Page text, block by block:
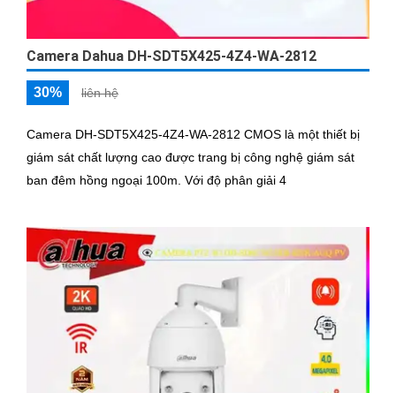
Camera Dahua DH-SDT5X425-4Z4-WA-2812
30% liên hệ
Camera DH-SDT5X425-4Z4-WA-2812 CMOS là một thiết bị
giám sát chất lượng cao được trang bị công nghệ giám sát
ban đêm hồng ngoại 100m. Với độ phân giải 4